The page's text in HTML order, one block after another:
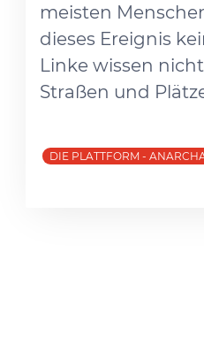
meisten
dieses Ereignis
Linke wissen
Straßen und
DIE PLATTFORM -